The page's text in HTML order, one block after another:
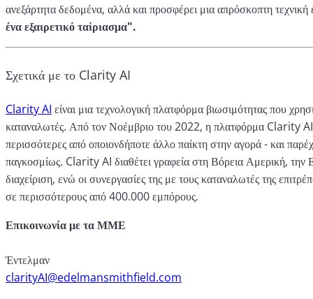
ανεξάρτητα δεδομένα, αλλά και προσφέρει μια απρόσκοπτη
ένα εξαιρετικό ταίριασμα".
Σχετικά με το Clarity AI
Clarity AI είναι μια τεχνολογική πλατφόρμα βιωσιμότητας που
καταναλωτές. Από τον Νοέμβριο του 2022, η πλατφόρμα Clarity
περισσότερες από οποιονδήποτε άλλο παίκτη στην αγορά - και
παγκοσμίως. Clarity AI διαθέτει γραφεία στη Βόρεια Αμερική, την
διαχείριση, ενώ οι συνεργασίες της με τους καταναλωτές της
σε περισσότερους από 400.000 εμπόρους.
Επικοινωνία με τα ΜΜΕ
Έντελμαν
clarityAI@edelmansmithfield.com